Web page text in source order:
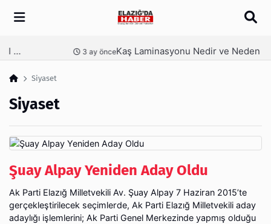
Arama
Kaş Laminasyonu Nedir ve Neden Tercih Edilir? 4 ay önce
Siyaset
Siyaset
Şuay Alpay Yeniden Aday Oldu
Ak Parti Elazığ Milletvekili Av. Şuay Alpay 7 Haziran 2015’te
gerçekleştirilecek seçimlerde, Ak Parti Elazığ Milletvekili aday
adaylığı işlemlerini; Ak Parti Genel Merkezinde yapmış olduğu